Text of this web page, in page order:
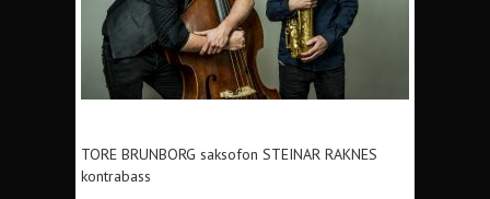
TORE BRUNBORG saksofon STEINAR RAKNES
kontrabass